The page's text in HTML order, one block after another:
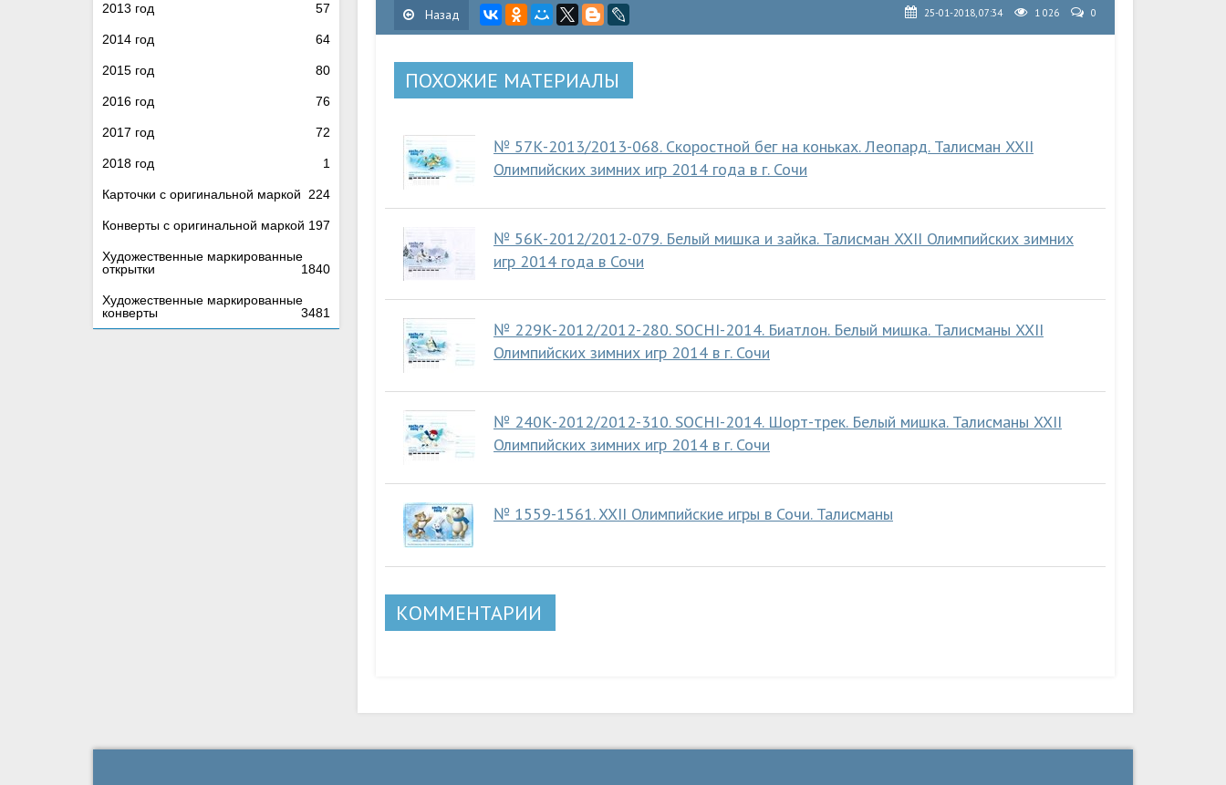
2013 год 57
2014 год 64
2015 год 80
2016 год 76
2017 год 72
2018 год 1
Карточки с оригинальной маркой 224
Конверты с оригинальной маркой 197
Художественные маркированные
открытки
1840
Художественные маркированные
конверты
3481
Назад 25-01-2018, 07:34 1 026 0
ПОХОЖИЕ МАТЕРИАЛЫ
№ 57К-2013/2013-068. Скоростной бег на коньках. Леопард. Талисман XXII
Олимпийских зимних игр 2014 года в г. Сочи
№ 56К-2012/2012-079. Белый мишка и зайка. Талисман XXII Олимпийских зимних
игр 2014 года в Сочи
№ 229К-2012/2012-280. SOCHI-2014. Биатлон. Белый мишка. Талисманы XXII
Олимпийских зимних игр 2014 в г. Сочи
№ 240К-2012/2012-310. SOCHI-2014. Шорт-трек. Белый мишка. Талисманы XXII
Олимпийских зимних игр 2014 в г. Сочи
№ 1559-1561. XXII Олимпийские игры в Сочи. Талисманы
КОММЕНТАРИИ